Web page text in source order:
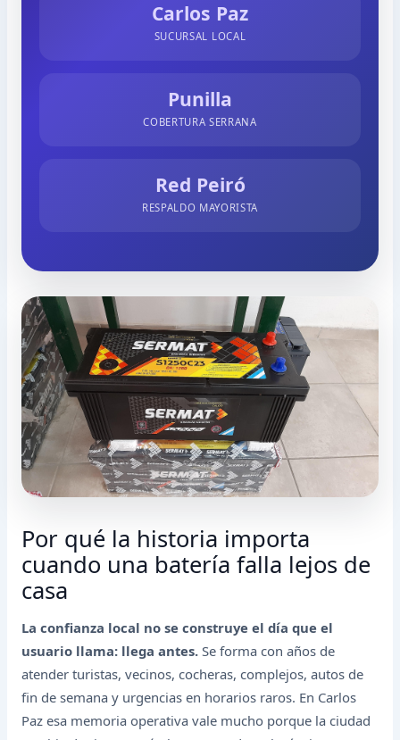
Carlos Paz
SUCURSAL LOCAL
Punilla
COBERTURA SERRANA
Red Peiró
RESPALDO MAYORISTA
Por qué la historia importa
cuando una batería falla lejos de
casa
La confianza local no se construye el día que el
usuario llama: llega antes.Se forma con años de
atender turistas, vecinos, cocheras, complejos, autos de
fin de semana y urgencias en horarios raros. En Carlos
Paz esa memoria operativa vale mucho porque la ciudad